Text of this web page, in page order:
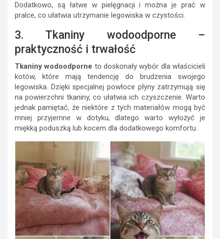
Dodatkowo, są łatwe w pielęgnacji i można je prać w
pralce, co ułatwia utrzymanie legowiska w czystości.
3. Tkaniny wodoodporne –
praktyczność i trwałość
Tkaniny wodoodporne to doskonały wybór dla właścicieli
kotów, które mają tendencję do brudzenia swojego
legowiska. Dzięki specjalnej powłoce płyny zatrzymują się
na powierzchni tkaniny, co ułatwia ich czyszczenie. Warto
jednak pamiętać, że niektóre z tych materiałów mogą być
mniej przyjemne w dotyku, dlatego warto wyłożyć je
miękką poduszką lub kocem dla dodatkowego komfortu.